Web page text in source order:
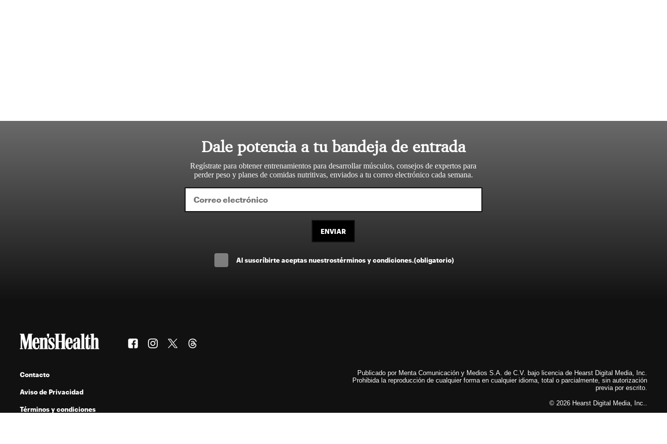
Dale potencia a tu bandeja de entrada
Regístrate para obtener entrenamientos para desarrollar músculos, consejos de expertos para
perder peso y planes de comidas nutritivas, enviados a tu correo electrónico cada semana.
ENVIAR
Al suscríbirte aceptas nuestrostérminos y condiciones.(obligatorio)
Contacto
Aviso de Privacidad
Términos y condiciones
Publicado por Menta Comunicación y Medios S.A. de C.V. bajo licencia de Hearst Digital Media, Inc.
Prohibida la reproducción de cualquier forma en cualquier idioma, total o parcialmente, sin autorización
previa por escrito.
© 2026 Hearst Digital Media, Inc..